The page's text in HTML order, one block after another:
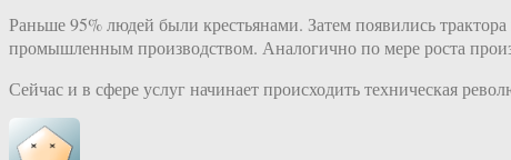
Раньше 95% людей были крестьянами. Затем появились
промышленным производством. Аналогично по мере роста
Сейчас и в сфере услуг начинает происходить техническая